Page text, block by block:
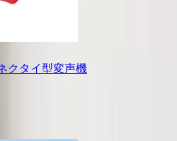
タイ型変声機